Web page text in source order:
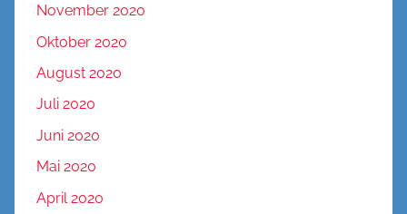
November 2020
Oktober 2020
August 2020
Juli 2020
Juni 2020
Mai 2020
April 2020